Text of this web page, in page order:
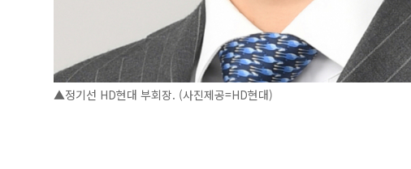
▲정기선 HD현대 부회장. (사진제공=HD현대)